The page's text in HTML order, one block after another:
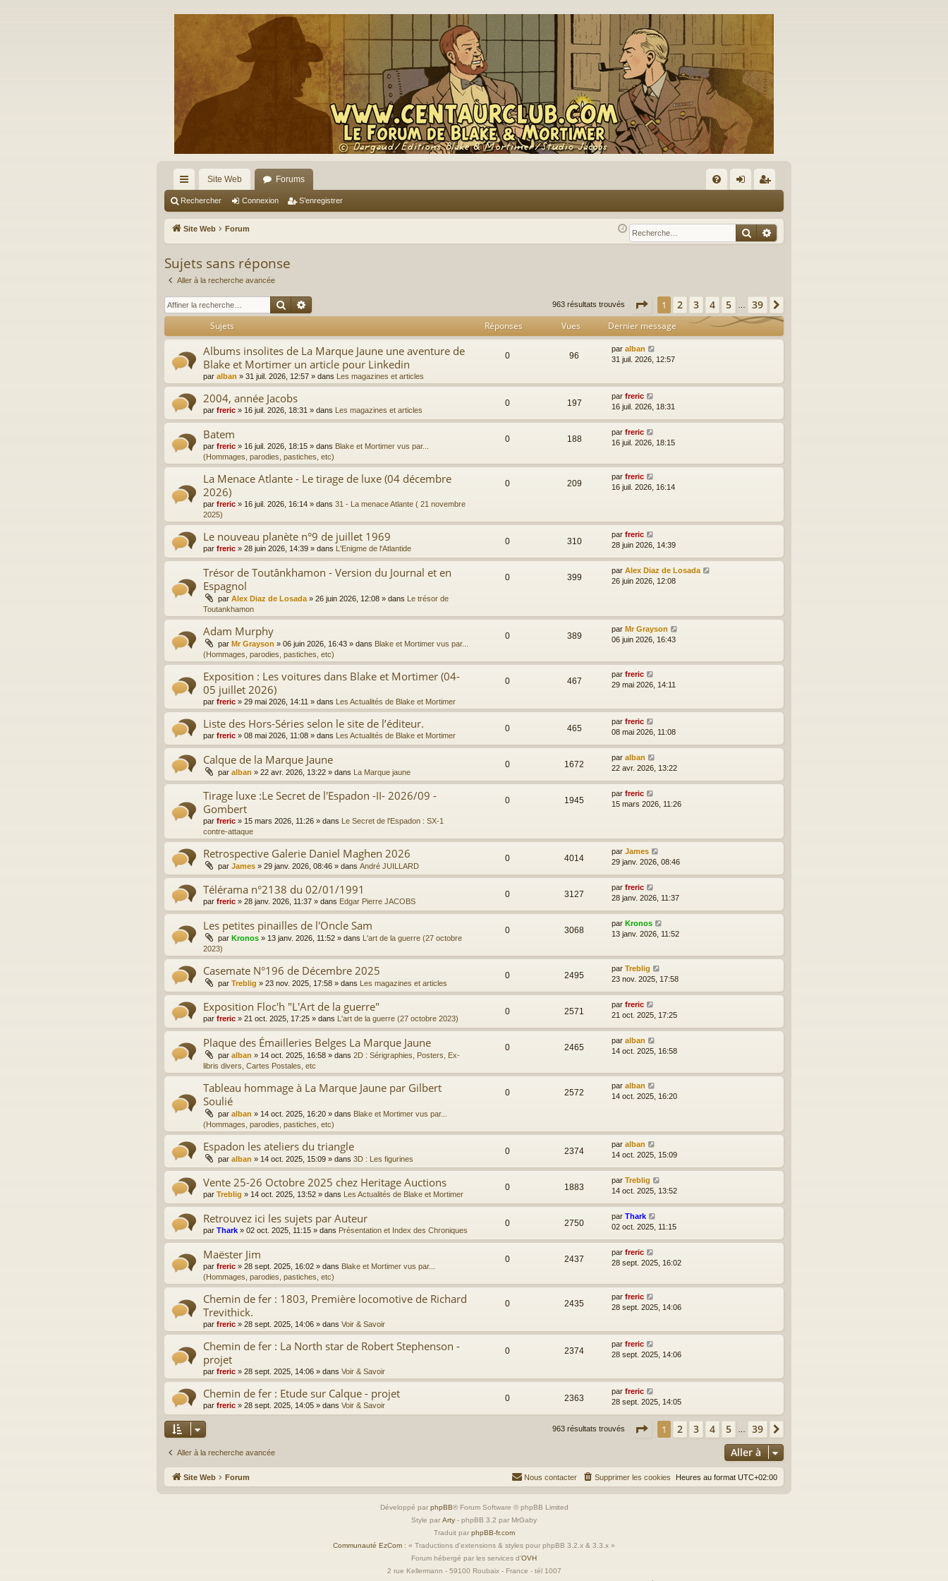
cc
ès
ra
pi
de
Site Web Forums
Q ne
xi
nr
eg
Rechercher Connexion S’enregistrer
Site Web Forum Rechercher
Recherche avancée
Sujets sans réponse
Aller à la recherche avancée
Rechercher 963 résultats trouvés Page 1sur 39
1 2 3 4 5 … 39
Sujets Réponses Vues Dernier message
Albums insolites de La Marque Jaune une aventure de
Blake et Mortimer un article pour Linkedin
par alban » 31 juil. 2026, 12:57 » dans Les magazines et articles
0 96
par alban
31 juil. 2026, 12:57
2004, année Jacobs
par freric » 16 juil. 2026, 18:31 » dans Les magazines et articles
0 197
par freric
16 juil. 2026, 18:31
Batem
par freric » 16 juil. 2026, 18:15 » dans Blake et Mortimer vus par...
(Hommages, parodies, pastiches, etc)
0 188
par freric
16 juil. 2026, 18:15
La Menace Atlante - Le tirage de luxe (04 décembre
2026)
par freric » 16 juil. 2026, 16:14 » dans 31 - La menace Atlante ( 21 novembre
2025)
0 209
par freric
16 juil. 2026, 16:14
Le nouveau planète n°9 de juillet 1969
par freric » 28 juin 2026, 14:39 » dans L'Enigme de l'Atlantide
0 310
par freric
28 juin 2026, 14:39
Trésor de Toutânkhamon - Version du Journal et en
Espagnol
par Alex Diaz de Losada» 26 juin 2026, 12:08 » dans Le trésor de
Toutankhamon
0 399
par Alex Diaz de Losada
26 juin 2026, 12:08
Adam Murphy
par Mr Grayson » 06 juin 2026, 16:43 » dans Blake et Mortimer vus par...
(Hommages, parodies, pastiches, etc)
0 389
par Mr Grayson
06 juin 2026, 16:43
Exposition : Les voitures dans Blake et Mortimer (04-
05 juillet 2026)
par freric » 29 mai 2026, 14:11 » dans Les Actualités de Blake et Mortimer
0 467
par freric
29 mai 2026, 14:11
Liste des Hors-Séries selon le site de l’éditeur.
par freric » 08 mai 2026, 11:08 » dans Les Actualités de Blake et Mortimer
0 465
par freric
08 mai 2026, 11:08
Calque de la Marque Jaune
par alban » 22 avr. 2026, 13:22 » dans La Marque jaune
0 1672
par alban
22 avr. 2026, 13:22
Tirage luxe :Le Secret de l'Espadon -II- 2026/09 -
Gombert
par freric » 15 mars 2026, 11:26 » dans Le Secret de l'Espadon : SX-1
contre-attaque
0 1945
par freric
15 mars 2026, 11:26
Retrospective Galerie Daniel Maghen 2026
par James » 29 janv. 2026, 08:46 » dans André JUILLARD
0 4014
par James
29 janv. 2026, 08:46
Télérama n°2138 du 02/01/1991
par freric » 28 janv. 2026, 11:37 » dans Edgar Pierre JACOBS
0 3127
par freric
28 janv. 2026, 11:37
Les petites pinailles de l'Oncle Sam
par Kronos » 13 janv. 2026, 11:52 » dans L'art de la guerre (27 octobre
2023)
0 3068
par Kronos
13 janv. 2026, 11:52
Casemate N°196 de Décembre 2025
par Treblig » 23 nov. 2025, 17:58 » dans Les magazines et articles
0 2495
par Treblig
23 nov. 2025, 17:58
Exposition Floc'h "L'Art de la guerre"
par freric » 21 oct. 2025, 17:25 » dans L'art de la guerre (27 octobre 2023)
0 2571
par freric
21 oct. 2025, 17:25
Plaque des Émailleries Belges La Marque Jaune
par alban » 14 oct. 2025, 16:58 » dans 2D : Sérigraphies, Posters, Ex-
libris divers, Cartes Postales, etc
0 2465
par alban
14 oct. 2025, 16:58
Tableau hommage à La Marque Jaune par Gilbert
Soulié
par alban » 14 oct. 2025, 16:20 » dans Blake et Mortimer vus par...
(Hommages, parodies, pastiches, etc)
0 2572
par alban
14 oct. 2025, 16:20
Espadon les ateliers du triangle
par alban » 14 oct. 2025, 15:09 » dans 3D : Les figurines
0 2374
par alban
14 oct. 2025, 15:09
Vente 25-26 Octobre 2025 chez Heritage Auctions
par Treblig » 14 oct. 2025, 13:52 » dans Les Actualités de Blake et Mortimer
0 1883
par Treblig
14 oct. 2025, 13:52
Retrouvez ici les sujets par Auteur
par Thark » 02 oct. 2025, 11:15 » dans Présentation et Index des Chroniques
0 2750
par Thark
02 oct. 2025, 11:15
Maëster Jim
par freric » 28 sept. 2025, 16:02 » dans Blake et Mortimer vus par...
(Hommages, parodies, pastiches, etc)
0 2437
par freric
28 sept. 2025, 16:02
Chemin de fer : 1803, Première locomotive de Richard
Trevithick.
par freric » 28 sept. 2025, 14:06 » dans Voir & Savoir
0 2435
par freric
28 sept. 2025, 14:06
Chemin de fer : La North star de Robert Stephenson -
projet
par freric » 28 sept. 2025, 14:06 » dans Voir & Savoir
0 2374
par freric
28 sept. 2025, 14:06
Chemin de fer : Etude sur Calque - projet
par freric » 28 sept. 2025, 14:05 » dans Voir & Savoir
0 2363
par freric
28 sept. 2025, 14:05
963 résultats trouvés Page 1sur 39
1 2 3 4 5 … 39
Aller à la recherche avancée Aller à
Site Web Forum Heures au format UTC+02:00
Supprimer les cookies
Nous contacter
Développé par phpBB® Forum Software © phpBB Limited
Style par Arty - phpBB 3.2 par MrGaby
Traduit par phpBB-fr.com
Communauté EzCom : « Traductions d'extensions & styles pour phpBB 3.2.x & 3.3.x »
Forum hébergé par les services d’OVH
2 rue Kellermann - 59100 Roubaix - France - tél 1007